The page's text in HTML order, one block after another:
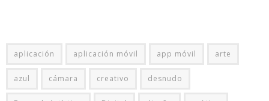
aplicación aplicación móvil app móvil arte
azul cámara creativo desnudo